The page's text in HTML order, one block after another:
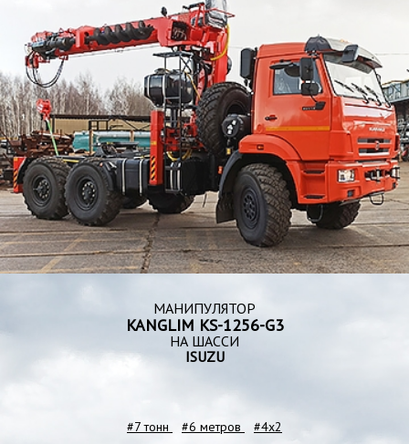
МАНИПУЛЯТОР
KANGLIM KS-1256-G3
НА ШАССИ
ISUZU
#7 тонн #6 метров #4x2